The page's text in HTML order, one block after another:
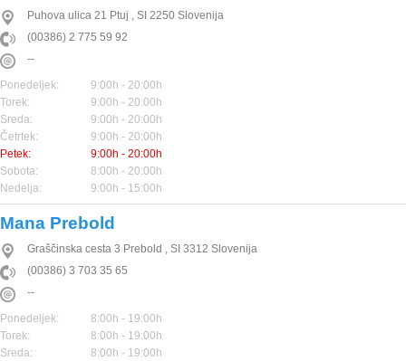
Puhova ulica 21 Ptuj , SI 2250 Slovenija
(00386) 2 775 59 92
--
Ponedeljek:
9:00h - 20:00h
Torek:
9:00h - 20:00h
Sreda:
9:00h - 20:00h
Četrtek:
9:00h - 20:00h
Petek:
9:00h - 20:00h
Sobota:
8:00h - 20:00h
Nedelja:
9:00h - 15:00h
Mana Prebold
Graščinska cesta 3 Prebold , SI 3312 Slovenija
(00386) 3 703 35 65
--
Ponedeljek:
8:00h - 19:00h
Torek:
8:00h - 19:00h
Sreda:
8:00h - 19:00h